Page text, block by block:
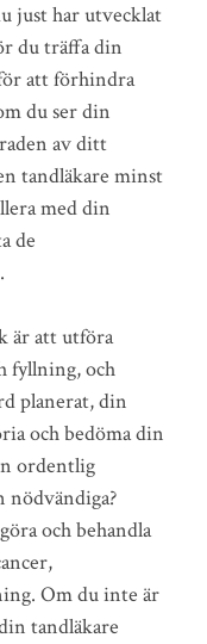
just har utvecklat
du träffa din
att förhindra
du ser din
av ditt
tandläkare minst
med din
de
är att utföra
fyllning, och
planerat, din
och bedöma din
ordentlig
nödvändiga?
och behandla
Om du inte är
tandläkare